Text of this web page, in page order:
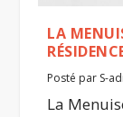
LA
Posté par S-
La